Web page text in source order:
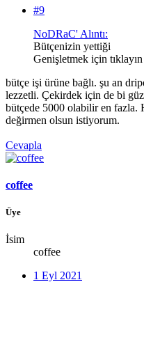
#9
NoDRaC' Alıntı:
Bütçenizin yettiği
Genişletmek için
bütçe işi ürüne bağlı. şu an
lezzetli. Çekirdek için de bi
bütçede 5000 olabilir en fazla.
değirmen olsun istiyorum.
Cevapla
coffee
Üye
İsim
coffee
1 Eyl 2021